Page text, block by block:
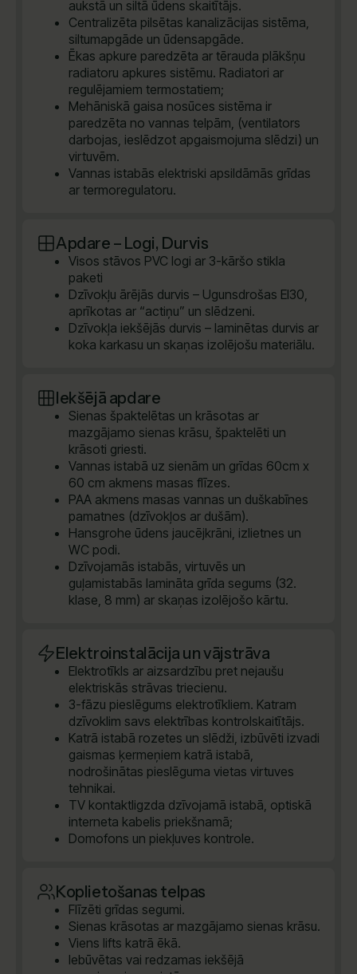
aukstā un siltā ūdens skaitītājs.
Centralizēta pilsētas kanalizācijas sistēma,
siltumapgāde un ūdensapgāde.
Ēkas apkure paredzēta ar tērauda plākšņu
radiatoru apkures sistēmu. Radiatori ar
regulējamiem termostatiem;
Mehāniskā gaisa nosūces sistēma ir
paredzēta no vannas telpām, (ventilators
darbojas, ieslēdzot apgaismojuma slēdzi) un
virtuvēm.
Vannas istabās elektriski apsildāmās grīdas
ar termoregulatoru.
Apdare – Logi, Durvis
Visos stāvos PVC logi ar 3-kāršo stikla
paketi
Dzīvokļu ārējās durvis – Ugunsdrošas EI30,
aprīkotas ar “actiņu” un slēdzeni.
Dzīvokļa iekšējās durvis – laminētas durvis ar
koka karkasu un skaņas izolējošu materiālu.
Iekšējā apdare
Sienas špaktelētas un krāsotas ar
mazgājamo sienas krāsu, špaktelēti un
krāsoti griesti.
Vannas istabā uz sienām un grīdas 60cm x
60 cm akmens masas flīzes.
PAA akmens masas vannas un duškabīnes
pamatnes (dzīvokļos ar dušām).
Hansgrohe ūdens jaucējkrāni, izlietnes un
WC podi.
Dzīvojamās istabās, virtuvēs un
guļamistabās lamināta grīda segums (32.
klase, 8 mm) ar skaņas izolējošo kārtu.
Elektroinstalācija un vājstrāva
Elektrotīkls ar aizsardzību pret nejaušu
elektriskās strāvas triecienu.
3-fāzu pieslēgums elektrotīkliem. Katram
dzīvoklim savs elektrības kontrolskaitītājs.
Katrā istabā rozetes un slēdži, izbūvēti izvadi
gaismas ķermeņiem katrā istabā,
nodrošinātas pieslēguma vietas virtuves
tehnikai.
TV kontaktligzda dzīvojamā istabā, optiskā
interneta kabelis priekšnamā;
Domofons un piekļuves kontrole.
Koplietošanas telpas
Flīzēti grīdas segumi.
Sienas krāsotas ar mazgājamo sienas krāsu.
Viens lifts katrā ēkā.
Iebūvētas vai redzamas iekšējā